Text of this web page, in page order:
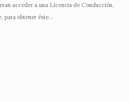
acceder a una Licencia de Conducción,
para obtener éste...